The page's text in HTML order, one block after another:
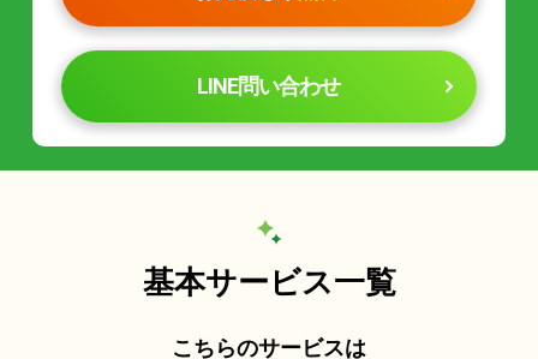
LINE問い合わせ
基本サービス一覧
こちらのサービスは